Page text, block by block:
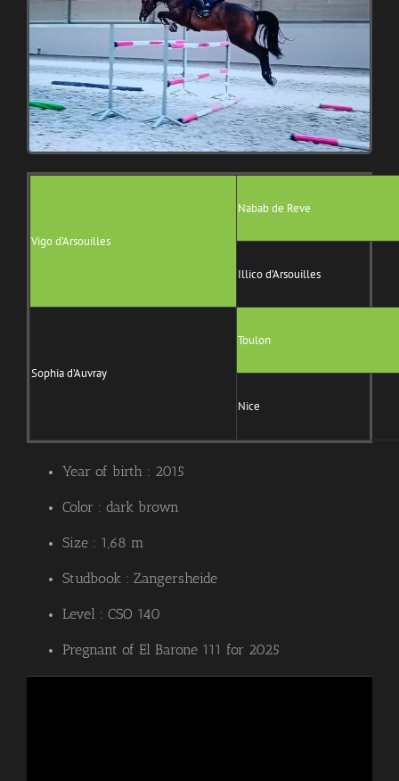
Vigo d’Arsouilles
Nabab de Reve
Illico d’Arsouilles
Sophia d’Auvray
Toulon
Nice
Year of birth : 2015
Color : dark brown
Size : 1,68 m
Studbook : Zangersheide
Level : CSO 140
Pregnant of El Barone 111 for 2025